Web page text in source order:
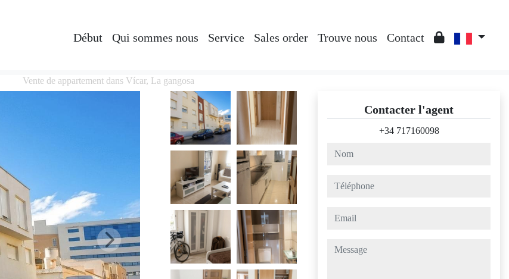
Début Qui sommes nous Service Sales order Trouve nous Contact
Vente de appartement dans Vícar, La gangosa
Contacter l'agent
+34 717160098
nom
téléphone
email
message